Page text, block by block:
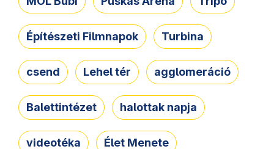
Építészeti Filmnapok Turbina
csend Lehel tér agglomeráció
Balettintézet halottak napja
videotéka Élet Menete